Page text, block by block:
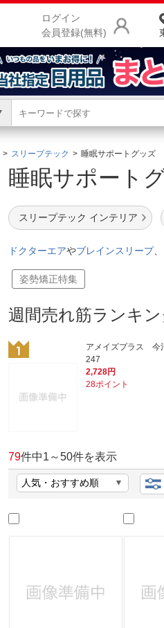
ログイン
会員登録(無料)
ラン
カテ
お
よく
ご利
スリープテック 睡眠サポートグッズ
睡眠サポート
スリープテック インテリア
ドクターエアやブレインスリープ、
姿勢矯正特集
週間売れ筋ランキ
アメイズプラス 今
247
2,728円
28ポイント
79件中1 ～50件を表示